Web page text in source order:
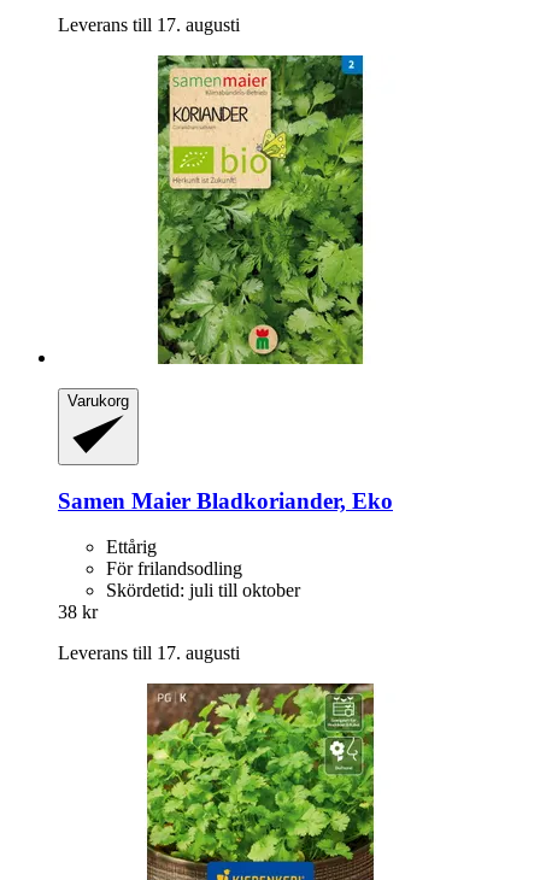
Leverans till 17. augusti
Varukorg
Samen Maier Bladkoriander, Eko
Ettårig
För frilandsodling
Skördetid: juli till oktober
38 kr
Leverans till 17. augusti